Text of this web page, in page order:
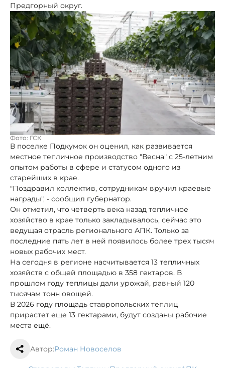
Предгорный округ.
Фото: ГСК
В поселке Подкумок он оценил, как развивается
местное тепличное производство "Весна" с 25-летним
опытом работы в сфере и статусом одного из
старейших в крае.
"Поздравил коллектив, сотрудникам вручил краевые
награды", - сообщил губернатор.
Он отметил, что четверть века назад тепличное
хозяйство в крае только закладывалось, сейчас это
ведущая отрасль регионального АПК. Только за
последние пять лет в ней появилось более трех тысяч
новых рабочих мест.
На сегодня в регионе насчитывается 13 тепличных
хозяйств с общей площадью в 358 гектаров. В
прошлом году теплицы дали урожай, равный 120
тысячам тонн овощей.
В 2026 году площадь ставропольских теплиц
прирастет еще 13 гектарами, будут созданы рабочие
места ещё.
Автор:Роман Новоселов